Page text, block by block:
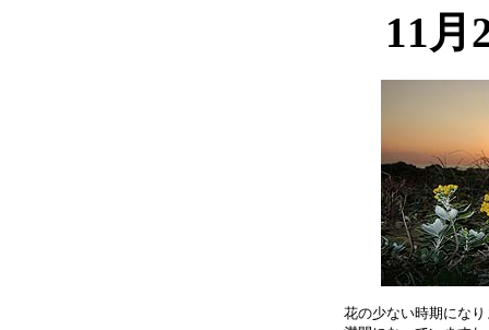
11月
花の少ない時期にな